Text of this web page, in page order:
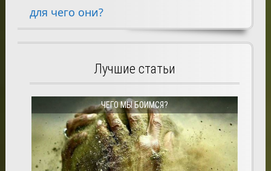
для чего они?
Лучшие статьи
ЧЕГО МЫ БОИМСЯ?